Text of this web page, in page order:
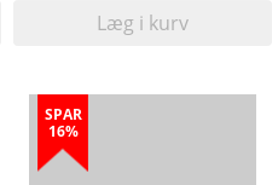
Læg i kurv
SPAR
16%